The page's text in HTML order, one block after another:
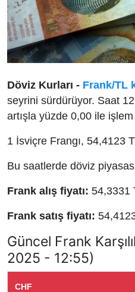
Döviz Kurları - Frank/TL
seyrini sürdürüyor. Saat
artışla yüzde 0,00 ile
1 İsviçre Frangı, 54,4123
Bu saatlerde döviz
Frank alış fiyatı: 54,3331
Frank satış fiyatı:
Güncel Frank
2025 - 12:55)
CHF